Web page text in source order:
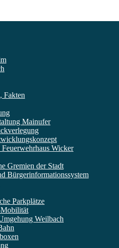
Fakten
Mainufer
Feuerwehrhaus Wicker
Gremien der Stadt
Bürgerinformationssystem
Parkplätze
Weilbach